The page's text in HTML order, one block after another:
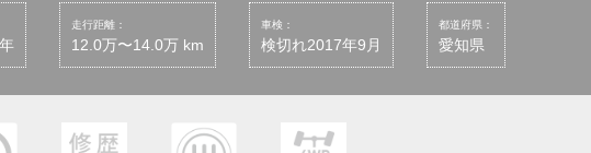
走行距離：
12.0万〜14.0万 km
車検：
検切れ2017年9月
都道府県：
愛知県